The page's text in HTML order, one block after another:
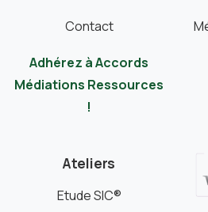
Contact
Adhérez à Accords
Médiations Ressources
!
Ateliers
Etude SIC®